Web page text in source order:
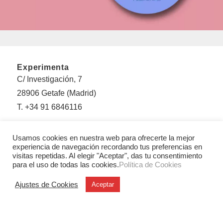
Experimenta
C/ Investigación, 7
28906 Getafe (Madrid)
T. +34 91 6846116
Aviso legal
Condiciones Generales de Uso y Venta
Politica de privacidad
Política de cookies
Usamos cookies en nuestra web para ofrecerte la mejor
experiencia de navegación recordando tus preferencias en
visitas repetidas. Al elegir "Aceptar", das tu consentimiento
para el uso de todas las cookies.Política de Cookies
Ajustes de Cookies Aceptar